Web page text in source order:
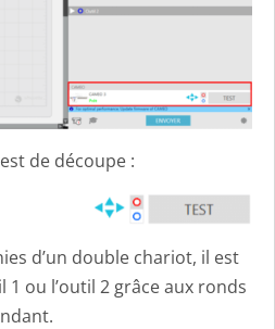
de découpe :
d’un double chariot, il est
1 ou l’outil 2 grâce aux ronds